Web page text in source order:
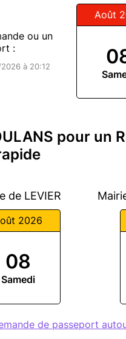
ou un
:
à 20:12
Août
pour un
de LEVIER
2026
08
Samedi
de passeport